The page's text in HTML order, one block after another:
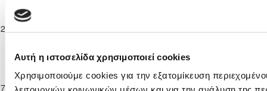
Αυτή η ιστοσελίδα χρησιμοποιεί cookies
Χρησιμοποιούμε cookies για την εξατομίκευση
11-2025
2025/26
ΛΕΥΚΩΣΙΑΣ
ΛΕΥΚΩΣΙΑΣ
12-2025
Ανώτατη
Κατηγορία
Παίδων
ΟΛΥΜΠΙΑΚΟΣ2 1 ΑΕΚ ΛΑΡΝΑΚΑΣ 90'